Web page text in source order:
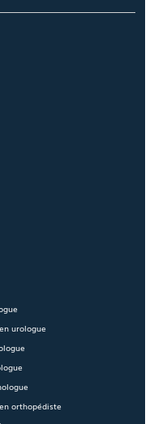
urologue
orthopédiste